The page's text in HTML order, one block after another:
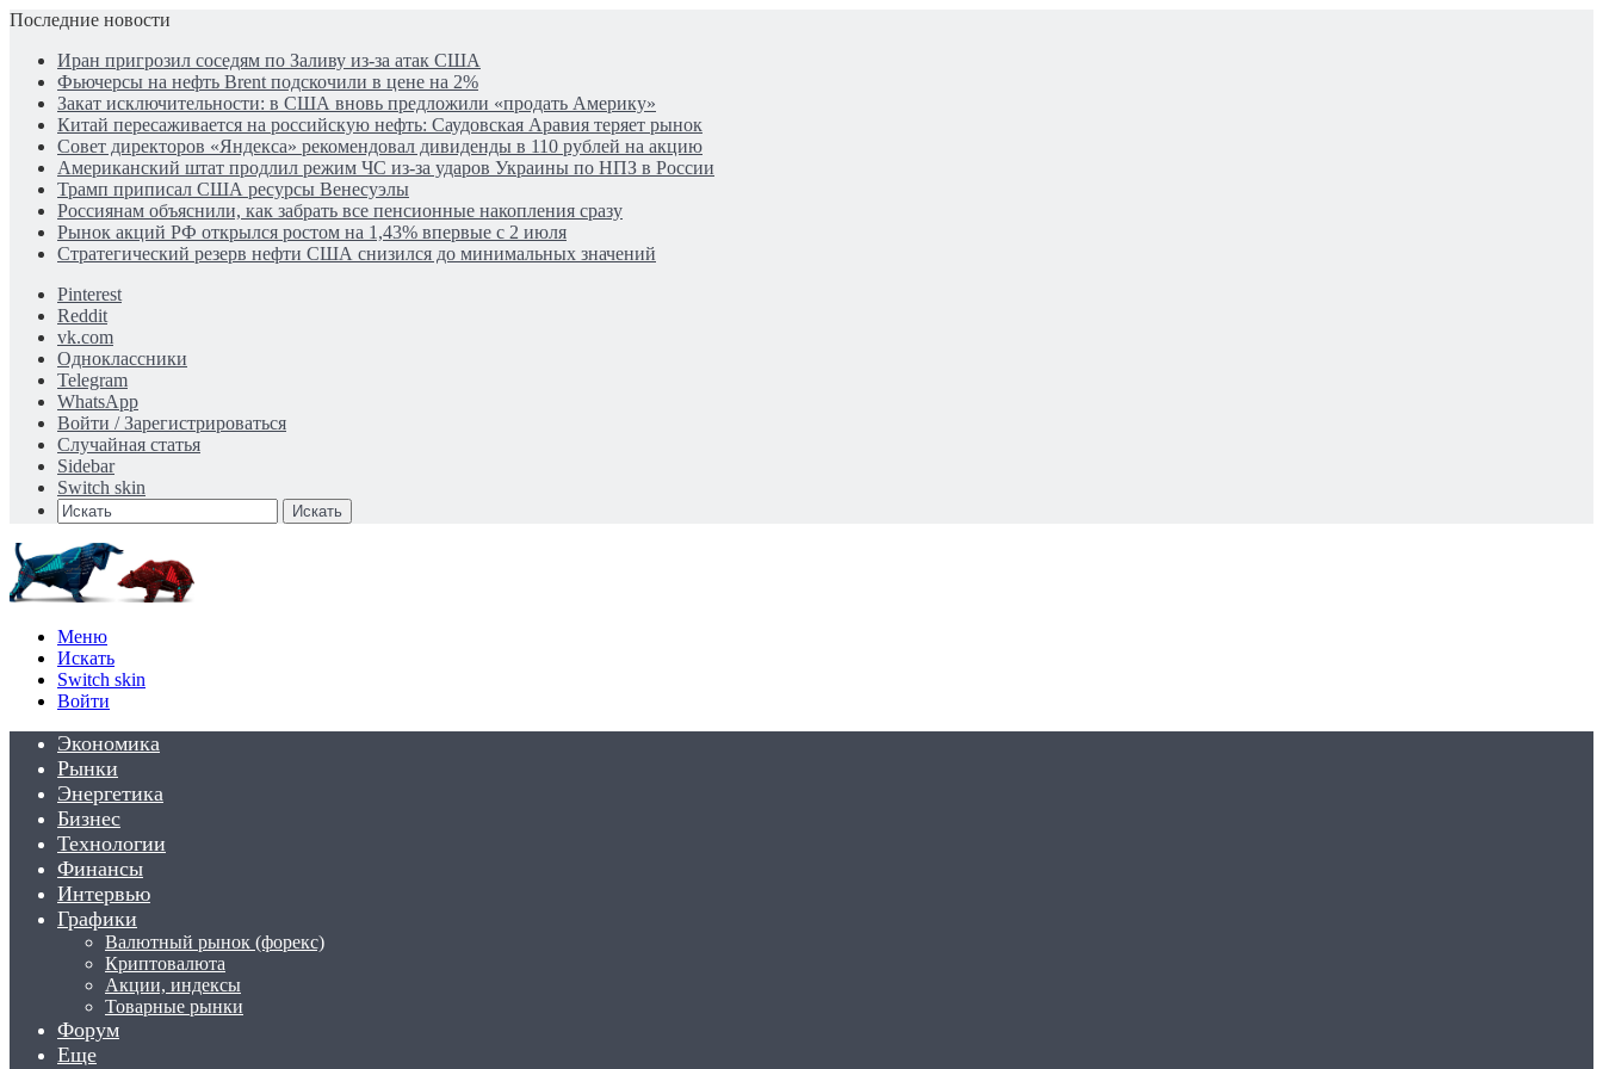
Последние новости
Иран пригрозил соседям по Заливу из-за атак США
Фьючерсы на нефть Brent подскочили в цене на 2%
Закат исключительности: в США вновь предложили «продать Америку»
Китай пересаживается на российскую нефть: Саудовская Аравия теряет рынок
Совет директоров «Яндекса» рекомендовал дивиденды в 110 рублей на акцию
Американский штат продлил режим ЧС из-за ударов Украины по НПЗ в России
Трамп приписал США ресурсы Венесуэлы
Россиянам объяснили, как забрать все пенсионные накопления сразу
Рынок акций РФ открылся ростом на 1,43% впервые с 2 июля
Стратегический резерв нефти США снизился до минимальных значений
Pinterest
Reddit
vk.com
Одноклассники
Telegram
WhatsApp
Войти / Зарегистрироваться
Случайная статья
Sidebar
Switch skin
Искать
Меню
Искать
Switch skin
Войти
Экономика
Рынки
Энергетика
Бизнес
Технологии
Финансы
Интервью
Графики
Валютный рынок (форекс)
Криптовалюта
Акции, индексы
Товарные рынки
Форум
Еще